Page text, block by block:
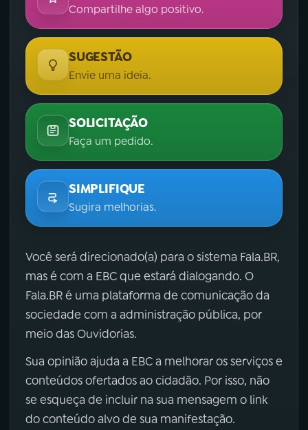
Compartilhe algo positivo.
SUGESTÃO
Envie uma ideia.
SOLICITAÇÃO
Faça um pedido.
SIMPLIFIQUE
Sugira melhorias.
Você será direcionado(a) para o sistema Fala.BR,
mas é com a EBC que estará dialogando. O
Fala.BR é uma plataforma de comunicação da
sociedade com a administração pública, por
meio das Ouvidorias.
Sua opinião ajuda a EBC a melhorar os serviços e
conteúdos ofertados ao cidadão. Por isso, não
se esqueça de incluir na sua mensagem o link
do conteúdo alvo de sua manifestação.